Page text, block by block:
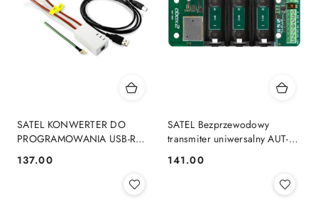
SATEL KONWERTER DO
PROGRAMOWANIA USB-RS
Cena:
137.00
SATEL Bezprzewodowy
transmiter uniwersalny AUT-
Cena:
141.00